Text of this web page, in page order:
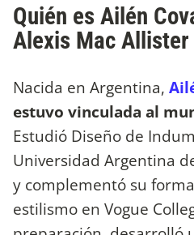
Quién es Ailén
Alexis Mac Allister
Nacida en Argentina,
estuvo vinculada al
Estudió Diseño de
Universidad Argentina
y complementó su
estilismo en Vogue